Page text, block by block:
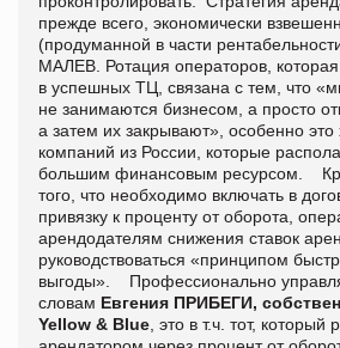
прежде всего, экономически
(продуманной в части
МАЛЕВ. Ротация операторов,
в успешных ТЦ, связана с тем, что
не занимаются бизнесом, а просто
а затем их закрывают», особенно это
компаний из России, которые
большим финансовым ресурсом.
того, что необходимо включать в
привязку к проценту от оборота,
арендодателям снижения ставок
руководствоваться «принципом
выгоды». Профессионально
словам Евгения ПРИБЕГИ,
Yellow & Blue , это в т.ч. тот, который